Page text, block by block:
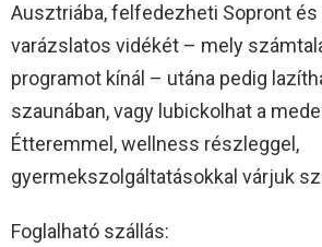
Ausztriába, felfedezheti Sopront és
varázslatos vidékét – mely
programot kínál – utána pedig
szaunában, vagy lubickolhat a
Étteremmel, wellness részleggel,
gyermekszolgáltatásokkal várjuk
Foglalható szállás: